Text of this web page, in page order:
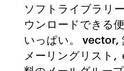
ソフトライブラリ
ウンロードできる
いっぱい。 vector,
メーリングリスト,